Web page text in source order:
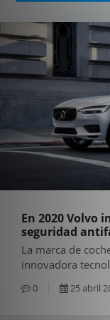
En 2020 Volvo
seguridad
La marca de
innovadora
0 25 abril